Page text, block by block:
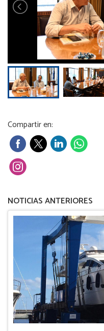
Compartir en:
NOTICIAS ANTERIORES